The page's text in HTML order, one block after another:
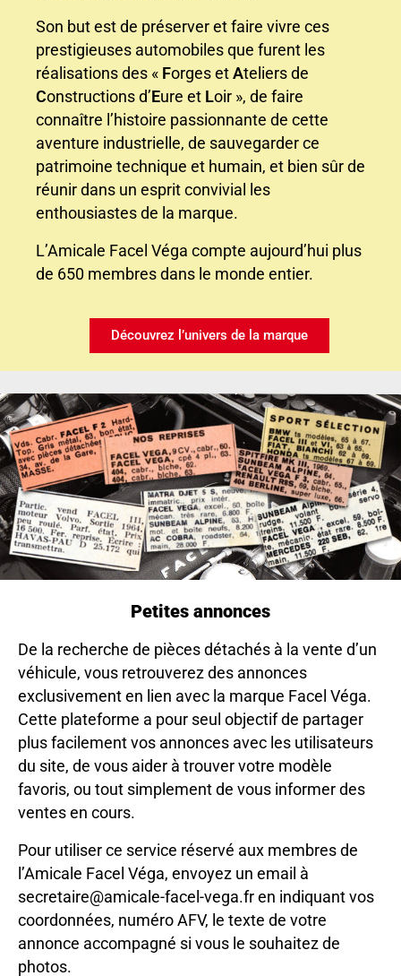
Son but est de préserver et faire vivre ces
prestigieuses automobiles que furent les
réalisations des « Forges et Ateliers de
Constructions d’ Eure et Loir », de faire
connaître l’histoire passionnante de cette
aventure industrielle, de sauvegarder ce
patrimoine technique et humain, et bien sûr de
réunir dans un esprit convivial les
enthousiastes de la marque.
L’Amicale Facel Véga compte aujourd’hui plus
de 650 membres dans le monde entier.
Découvrez l’univers de la marque
Petites annonces
De la recherche de pièces détachés à la vente d’un
véhicule, vous retrouverez des annonces
exclusivement en lien avec la marque Facel Véga.
Cette plateforme a pour seul objectif de partager
plus facilement vos annonces avec les utilisateurs
du site, de vous aider à trouver votre modèle
favoris, ou tout simplement de vous informer des
ventes en cours.
Pour utiliser ce service réservé aux membres de
l’Amicale Facel Véga, envoyez un email à
secretaire@amicale-facel-vega.fr en indiquant vos
coordonnées, numéro AFV, le texte de votre
annonce accompagné si vous le souhaitez de
photos.